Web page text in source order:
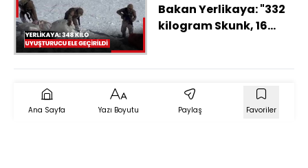
Bakan Yerlikaya: "332
kilogram Skunk, 16
üzere 348 kilogram
uyuşturucu madde ele
geçirildi"
Ana Sayfa Yazı Boyutu Paylaş Favoriler